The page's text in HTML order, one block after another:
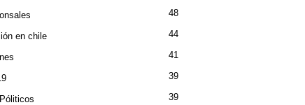
48
en chile 44
41
39
39